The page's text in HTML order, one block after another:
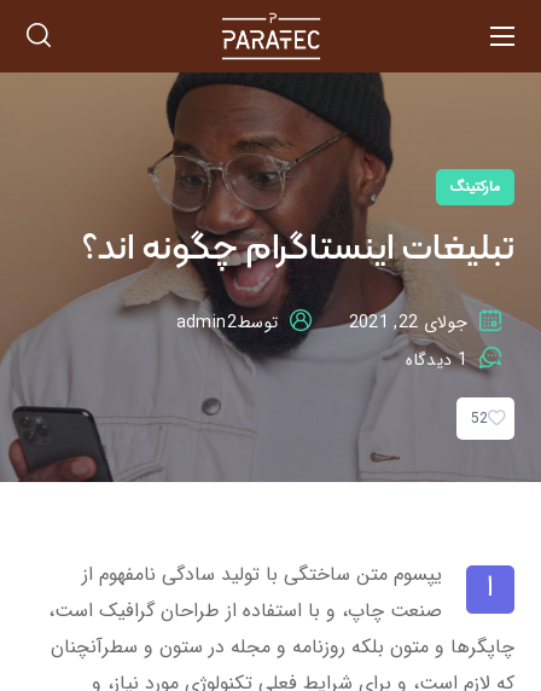
مارکتینگ
تبلیغات اینستاگرام چگونه اند؟
جولای 22, 2021 توسطadmin2
1 دیدگاه
52
ا
یپسوم متن ساختگی با تولید سادگی نامفهوم از
صنعت چاپ، و با استفاده از طراحان گرافیک است،
چاپگرها و متون بلکه روزنامه و مجله در ستون و سطرآنچنان
که لازم است، و برای شرایط فعلی تکنولوژی مورد نیاز، و